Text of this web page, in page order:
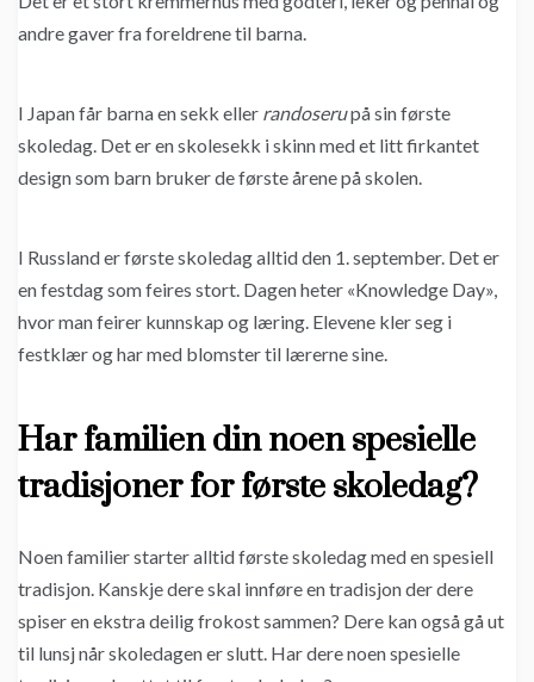
andre gaver fra foreldrene til barna.
I Japan får barna en sekk eller randoserupå sin første
skoledag. Det er en skolesekk i skinn med et litt firkantet
design som barn bruker de første årene på skolen.
I Russland er første skoledag alltid den 1. september. Det er
en festdag som feires stort. Dagen heter «Knowledge Day»,
hvor man feirer kunnskap og læring. Elevene kler seg i
festklær og har med blomster til lærerne sine.
Har familien din noen spesielle
tradisjoner for første skoledag?
Noen familier starter alltid første skoledag med en spesiell
tradisjon. Kanskje dere skal innføre en tradisjon der dere
spiser en ekstra deilig frokost sammen? Dere kan også gå ut
til lunsj når skoledagen er slutt. Har dere noen spesielle